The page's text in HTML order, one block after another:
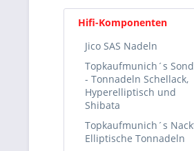
Hifi-Komponenten
Jico SAS Nadeln
Topkaufmunich´s
- Tonnadeln Schellack,
Hyperelliptisch und
Shibata
Topkaufmunich´s
Elliptische Tonnadeln